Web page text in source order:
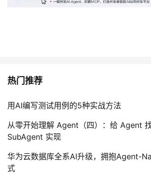
热门推荐
用AI编写测试用例的5种实战方法
从零开始理解 Agent（四）：给 Agent
SubAgent 实现
华为云数据库全系AI升级，拥抱Agent-
式